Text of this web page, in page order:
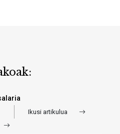
Ikusi artikulua